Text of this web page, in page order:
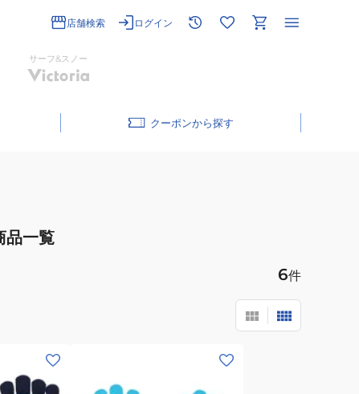
店舗検索 ログイン
サーフ&スノー
クーポン
品一覧
6件